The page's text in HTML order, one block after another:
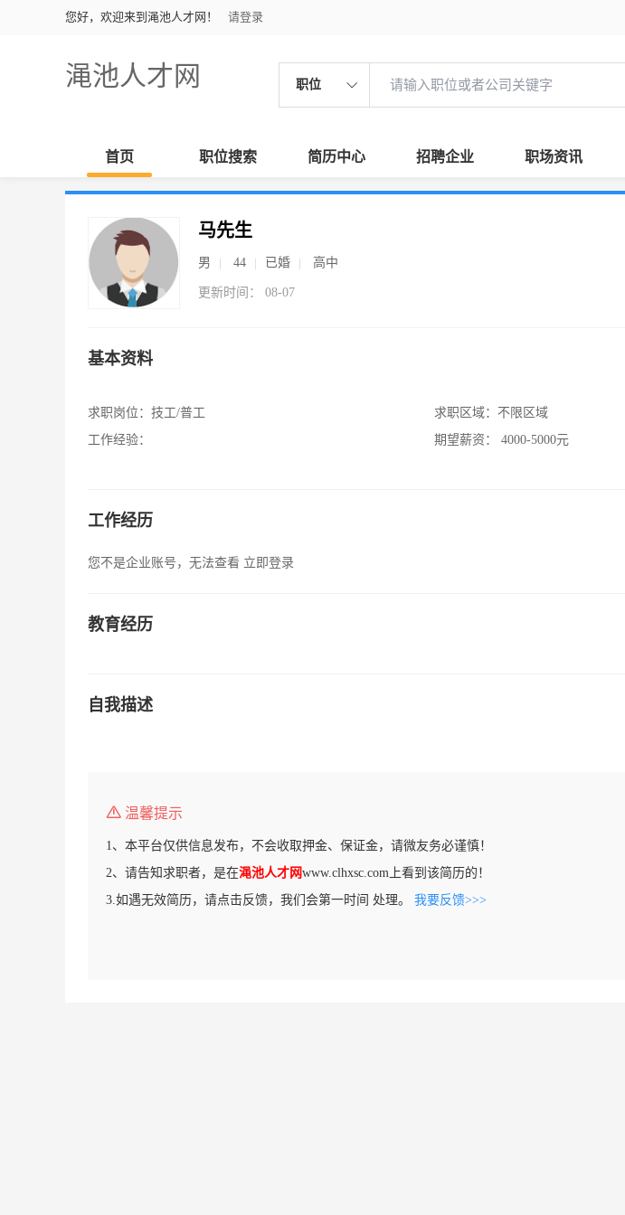
您好，欢迎来到渑池人才网！ 请登录
渑池人才网 职位
首页 职位搜索 简历中心 招聘企业 职场资讯
马先生
男 44 已婚 高中
更新时间： 08-07
基本资料
求职岗位： 技工/普工
工作经验：
求职区域： 不限区域
期望薪资：
4000-5000元
工作经历
您不是企业账号，无法查看 立即登录
教育经历
自我描述
温馨提示
1、本平台仅供信息发布，不会收取押金、保证金，请微友务必谨慎！
2、请告知求职者，是在渑池人才网www.clhxsc.com上看到该简历的！
3.如遇无效简历，请点击反馈，我们会第一时间 处理。 我要反馈>>>